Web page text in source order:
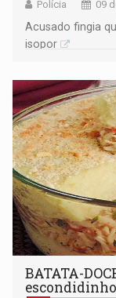
Polícia 09
Acusado fingia
isopor
BATATA-